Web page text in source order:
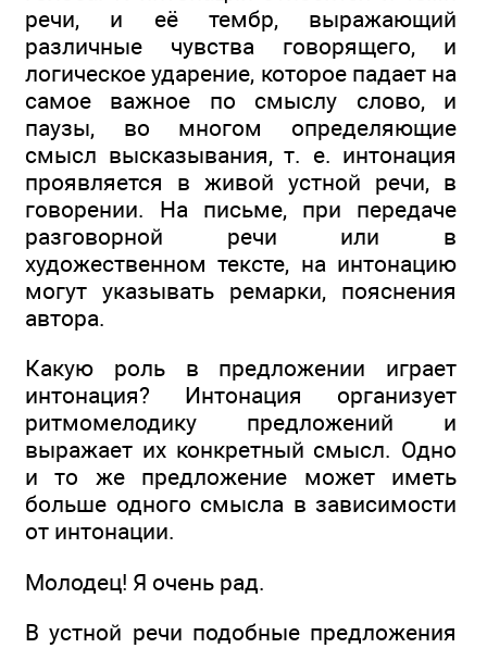
речи, и её тембр, выражающий
различные чувства говорящего, и
логическое ударение, которое падает на
самое важное по смыслу слово, и
паузы, во многом определяющие
смысл высказывания, т. е. интонация
проявляется в живой устной речи, в
говорении. На письме, при передаче
разговорной речи или в
художественном тексте, на интонацию
могут указывать ремарки, пояснения
автора.
Какую роль в предложении играет
интонация? Интонация организует
ритмомелодику предложений и
выражает их конкретный смысл. Одно
и то же предложение может иметь
больше одного смысла в зависимости
от интонации.
Молодец! Я очень рад.
В устной речи подобные предложения